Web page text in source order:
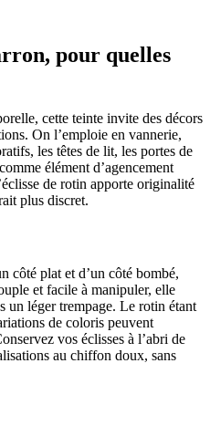
pour quelles
cette teinte invite des décors
On l’emploie en vannerie,
les têtes de lit, les portes de
élément d’agencement
de rotin apporte originalité
plus discret.
côté plat et d’un côté bombé,
et facile à manipuler, elle
un léger trempage. Le rotin étant
de coloris peuvent
vos éclisses à l’abri de
au chiffon doux, sans